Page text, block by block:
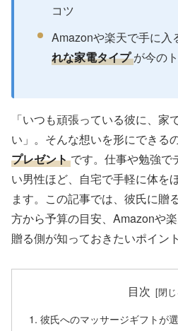
コツ
Amazonや楽天で手に入
れな家電タイプ が今の
「いつも頑張っている彼に、家
い」。そんな想いを形にできる
プレゼント です。仕事や勉強で
い男性ほど、自宅で手軽に体を
ます。この記事では、彼氏に贈
方から予算の目安、Amazonや
贈る側が知っておきたいポイン
目次
彼氏へのマッサージギフトが